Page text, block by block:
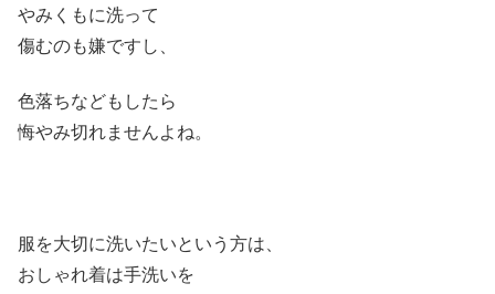
やみくもに洗って
傷むのも嫌ですし、
色落ちなどもしたら
悔やみ切れませんよね。
服を大切に洗いたいという方は、
おしゃれ着は手洗いを